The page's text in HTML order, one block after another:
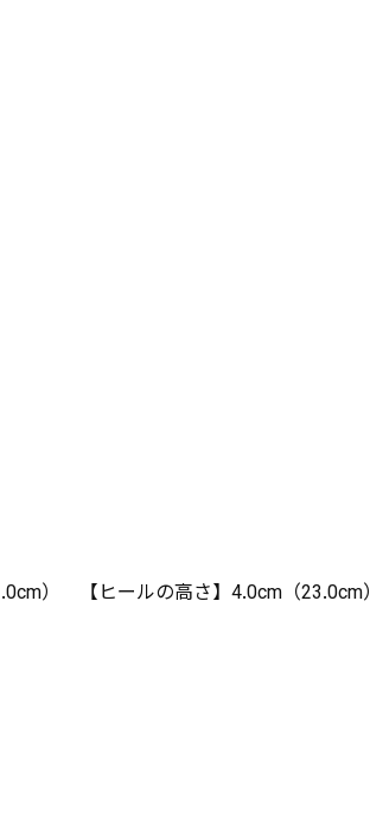
） 【ヒールの高さ】4.0cm（23.0cm）